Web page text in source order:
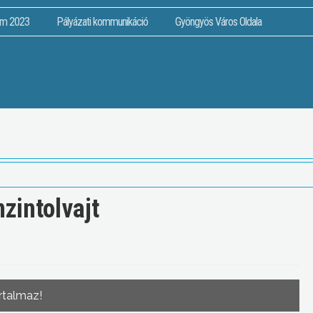
2023 Pályázati kommunikáció Gyöngyös Város Oldala